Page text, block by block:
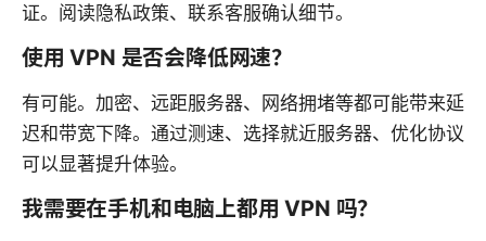
证。阅读隐私政策、联系客服确认细节。
使用 VPN 是否会降低网速？
有可能。加密、远距服务器、网络拥堵等都可能带来延
迟和带宽下降。通过测速、选择就近服务器、优化协议
可以显著提升体验。
我需要在手机和电脑上都用 VPN 吗？